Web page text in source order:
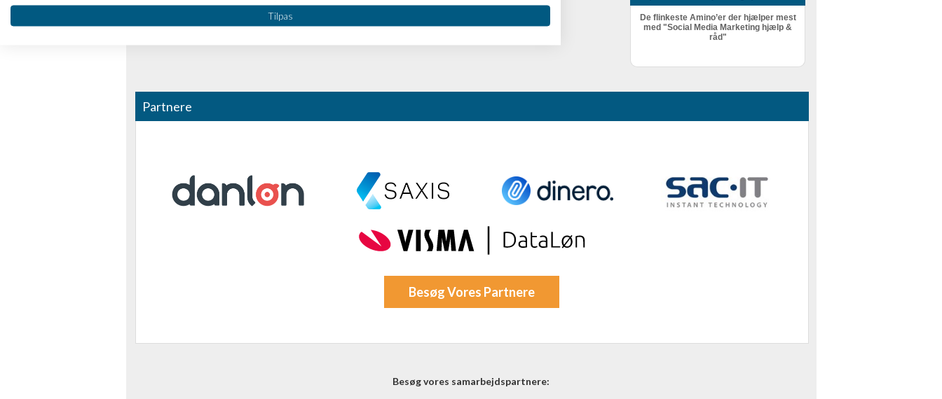
De flinkeste Amino’er der hjælper mest
med "Social Media Marketing hjælp &
råd"
Partnere
Besøg Vores Partnere
Besøg vores samarbejdspartnere:
Bruge profiler til at vælge tilpasset annoncering
Måle annonceringseffektivitet
Måle indholdseffektivitet
Tilpas